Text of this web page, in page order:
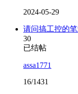
2024-05-29
请问搞工控的
30
已结帖
assa1771
16/1431